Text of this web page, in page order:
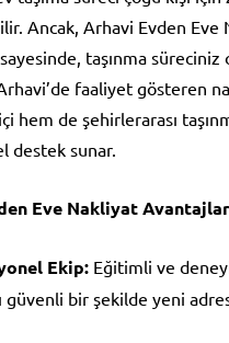
Ancak, Arhavi Evden Eve
taşınma süreciniz
faaliyet gösteren
hem de şehirlerarası
destek sunar.
Eve Nakliyat
Ekip: Eğitimli ve
güvenli bir şekilde yeni